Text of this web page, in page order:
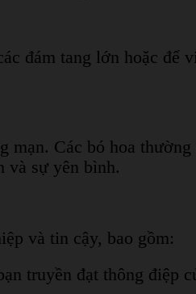
đám tang lớn hoặc để
mạn. Các bó hoa thường
và sự yên bình.
và tin cậy, bao gồm:
truyền đạt thông điệp